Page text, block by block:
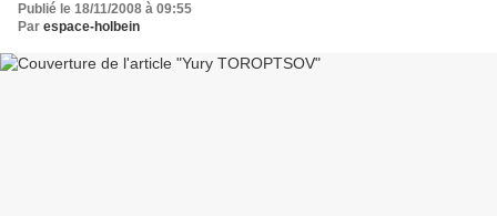
Publié le 18/11/2008 à 09:55
Par espace-holbein